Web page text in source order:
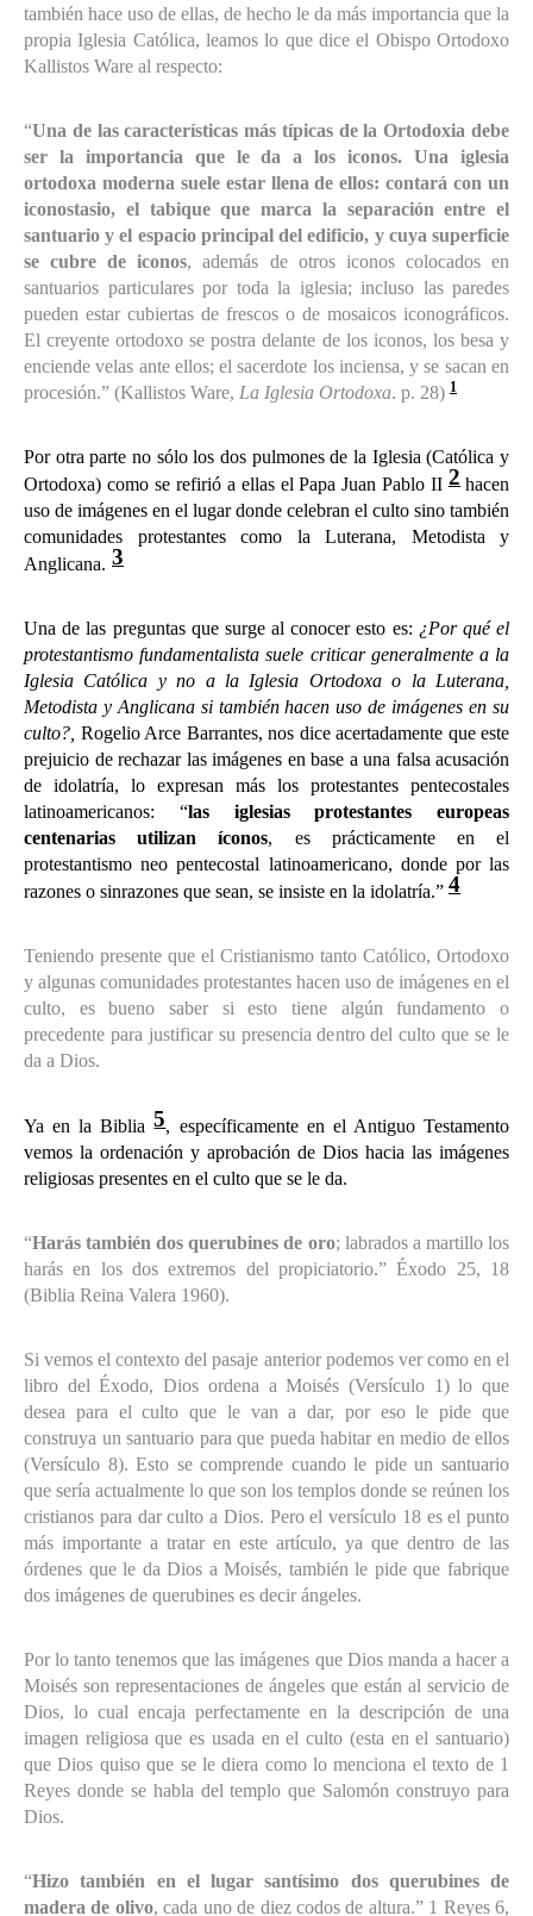
también hace uso de ellas, de hecho le da más importancia que la
propia Iglesia Católica, leamos lo que dice el Obispo Ortodoxo
Kallistos Ware al respecto:
“Una de las características más típicas de la Ortodoxia debe
ser la importancia que le da a los iconos. Una iglesia
ortodoxa moderna suele estar llena de ellos: contará con un
iconostasio, el tabique que marca la separación entre el
santuario y el espacio principal del edificio, y cuya superficie
se cubre de iconos, además de otros iconos colocados en
santuarios particulares por toda la iglesia; incluso las paredes
pueden estar cubiertas de frescos o de mosaicos iconográficos.
El creyente ortodoxo se postra delante de los iconos, los besa y
enciende velas ante ellos; el sacerdote los inciensa, y se sacan en
procesión.” (Kallistos Ware, La Iglesia Ortodoxa. p. 28) 1
Por otra parte no sólo los dos pulmones de la Iglesia (Católica y
Ortodoxa) como se refirió a ellas el Papa Juan Pablo II2 hacen
uso de imágenes en el lugar donde celebran el culto sino también
comunidades protestantes como la Luterana, Metodista y
Anglicana. 3
Una de las preguntas que surge al conocer esto es: ¿Por qué el
protestantismo fundamentalista suele criticar generalmente a la
Iglesia Católica y no a la Iglesia Ortodoxa o la Luterana,
Metodista y Anglicana si también hacen uso de imágenes en su
culto?, Rogelio Arce Barrantes, nos dice acertadamente que este
prejuicio de rechazar las imágenes en base a una falsa acusación
de idolatría, lo expresan más los protestantes pentecostales
latinoamericanos: “las iglesias protestantes europeas
centenarias utilizan íconos, es prácticamente en el
protestantismo neo pentecostal latinoamericano, donde por las
razones o sinrazones que sean, se insiste en la idolatría.” 4
Teniendo presente que el Cristianismo tanto Católico, Ortodoxo
y algunas comunidades protestantes hacen uso de imágenes en el
culto, es bueno saber si esto tiene algún fundamento o
precedente para justificar su presencia dentro del culto que se le
da a Dios.
Ya en la Biblia5, específicamente en el Antiguo Testamento
vemos la ordenación y aprobación de Dios hacia las imágenes
religiosas presentes en el culto que se le da.
“Harás también dos querubines de oro; labrados a martillo los
harás en los dos extremos del propiciatorio.” Éxodo 25, 18
(Biblia Reina Valera 1960).
Si vemos el contexto del pasaje anterior podemos ver como en el
libro del Éxodo, Dios ordena a Moisés (Versículo 1) lo que
desea para el culto que le van a dar, por eso le pide que
construya un santuario para que pueda habitar en medio de ellos
(Versículo 8). Esto se comprende cuando le pide un santuario
que sería actualmente lo que son los templos donde se reúnen los
cristianos para dar culto a Dios. Pero el versículo 18 es el punto
más importante a tratar en este artículo, ya que dentro de las
órdenes que le da Dios a Moisés, también le pide que fabrique
dos imágenes de querubines es decir ángeles.
Por lo tanto tenemos que las imágenes que Dios manda a hacer a
Moisés son representaciones de ángeles que están al servicio de
Dios, lo cual encaja perfectamente en la descripción de una
imagen religiosa que es usada en el culto (esta en el santuario)
que Dios quiso que se le diera como lo menciona el texto de 1
Reyes donde se habla del templo que Salomón construyo para
Dios.
“Hizo también en el lugar santísimo dos querubines de
madera de olivo, cada uno de diez codos de altura.” 1 Reyes 6,